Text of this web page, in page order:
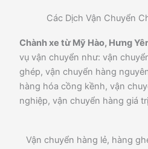
Các Dịch Vận Chuyển
Chành xe từ Mỹ Hào, Hưng
vụ vận chuyển như: vận
ghép, vận chuyển hàng
hàng hóa cồng kềnh, vận
nghiệp, vận chuyển hàng giá
Vận chuyển hàng lẻ, hàng